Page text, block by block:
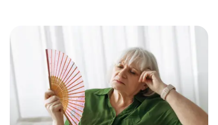
lebenswichtige Funktionen zu stabilisieren, die
Start ins Leben zu ermöglichen.